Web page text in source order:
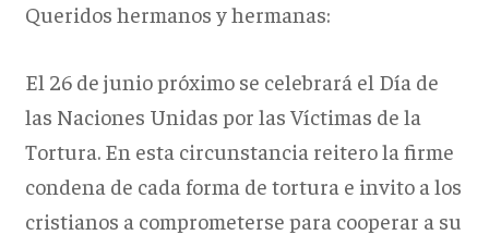
Queridos hermanos y hermanas:
El 26 de junio próximo se celebrará el Día de
las Naciones Unidas por las Víctimas de la
Tortura. En esta circunstancia reitero la firme
condena de cada forma de tortura e invito a los
cristianos a comprometerse para cooperar a su